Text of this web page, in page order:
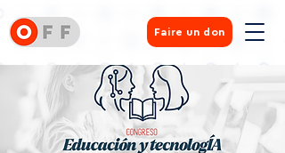
Faire un don